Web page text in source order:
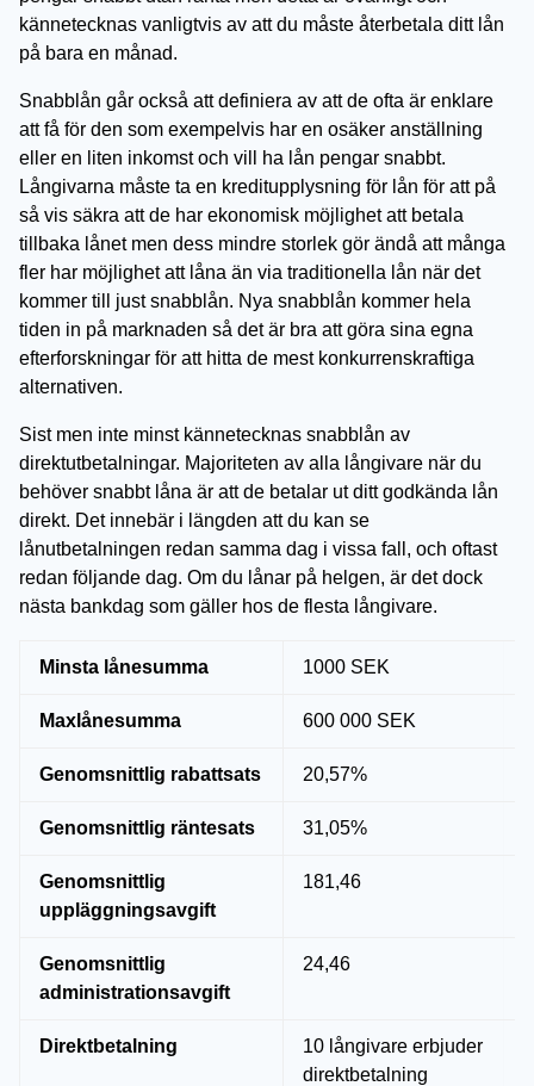
kännetecknas vanligtvis av att du måste återbetala ditt lån
på bara en månad.
Snabblån går också att definiera av att de ofta är enklare
att få för den som exempelvis har en osäker anställning
eller en liten inkomst och vill ha lån pengar snabbt.
Långivarna måste ta en kreditupplysning för lån för att på
så vis säkra att de har ekonomisk möjlighet att betala
tillbaka lånet men dess mindre storlek gör ändå att många
fler har möjlighet att låna än via traditionella lån när det
kommer till just snabblån. Nya snabblån kommer hela
tiden in på marknaden så det är bra att göra sina egna
efterforskningar för att hitta de mest konkurrenskraftiga
alternativen.
Sist men inte minst kännetecknas snabblån av
direktutbetalningar. Majoriteten av alla långivare när du
behöver snabbt låna är att de betalar ut ditt godkända lån
direkt. Det innebär i längden att du kan se
lånutbetalningen redan samma dag i vissa fall, och oftast
redan följande dag. Om du lånar på helgen, är det dock
nästa bankdag som gäller hos de flesta långivare.
Minsta lånesumma 1000 SEK
Maxlånesumma 600 000 SEK
Genomsnittlig rabattsats 20,57%
Genomsnittlig räntesats 31,05%
Genomsnittlig
uppläggningsavgift
181,46
Genomsnittlig
administrationsavgift
24,46
Direktbetalning
10 långivare erbjuder
direktbetalning